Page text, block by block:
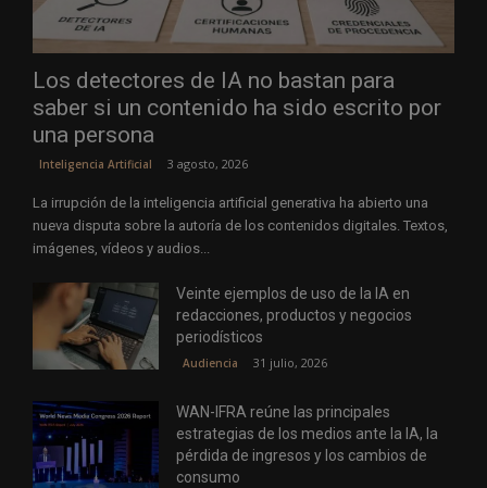
Los detectores de IA no bastan para
saber si un contenido ha sido escrito por
una persona
Inteligencia Artificial 3 agosto, 2026
La irrupción de la inteligencia artificial generativa ha abierto una
nueva disputa sobre la autoría de los contenidos digitales. Textos,
imágenes, vídeos y audios...
Veinte ejemplos de uso de la IA en
redacciones, productos y negocios
periodísticos
Audiencia 31 julio, 2026
WAN-IFRA reúne las principales
estrategias de los medios ante la IA, la
pérdida de ingresos y los cambios de
consumo